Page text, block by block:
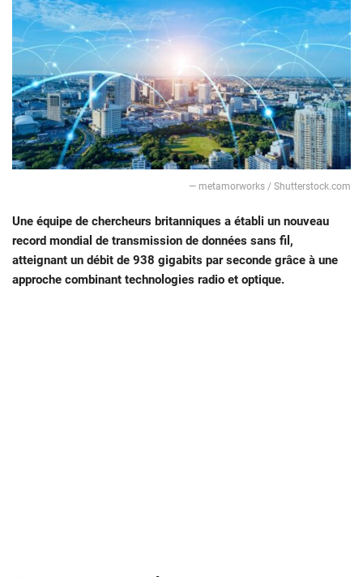
— metamorworks / Shutterstock.com
Une équipe de chercheurs britanniques a établi un nouveau
record mondial de transmission de données sans fil,
atteignant un débit de 938 gigabits par seconde grâce à une
approche combinant technologies radio et optique.